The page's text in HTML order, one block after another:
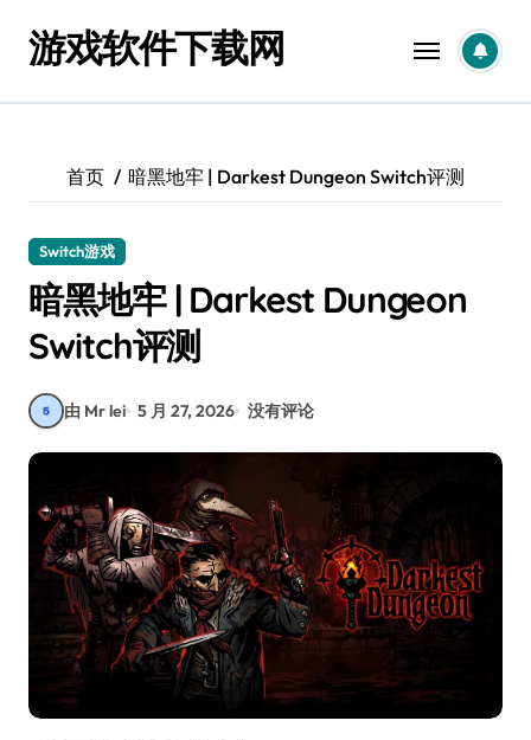
游戏软件下载网
首页 暗黑地牢 | Darkest Dungeon Switch评测
Switch游戏
暗黑地牢 | Darkest Dungeon
Switch评测
由 Mr lei 5 月 27, 2026 没有评论